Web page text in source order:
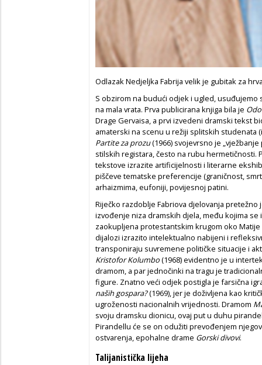
Odlazak Nedjeljka Fabrija velik je gubitak za
S obzirom na budući odjek i ugled, usuđujemo
na mala vrata. Prva publicirana knjiga bila je
Drage Gervaisa, a prvi izvedeni dramski tekst
amaterski na scenu u režiji splitskih studenata
Partite za prozu(1966) svojevrsno je
stilskih registara, često na rubu hermetičnosti.
tekstove izrazite artificijelnosti i literarne
piščeve tematske preferencije (graničnost,
arhaizmima, eufoniji, povijesnoj patini.
Riječko razdoblje Fabriova djelovanja pretežno
izvođenje niza dramskih djela, među kojima se
zaokupljena protestantskim krugom oko Matije
dijalozi izrazito intelektualno nabijeni i
transponiraju suvremene političke situacije i
Kristofor Kolumbo(1968) evidentno je u
dramom, a par jednočinki na tragu je
figure. Znatno veći odjek postigla je farsična
naših gospara?(1969), jer je doživljena kao
ugroženosti nacionalnih vrijednosti. Dramom
svoju dramsku dionicu, ovaj put u duhu
Pirandellu će se on odužiti prevođenjem
ostvarenja, epohalne drame Gorski divovi.
Talijanistička lijeha